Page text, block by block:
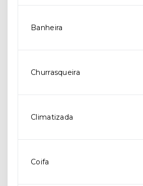
Banheira
Churrasqueira
Climatizada
Coifa